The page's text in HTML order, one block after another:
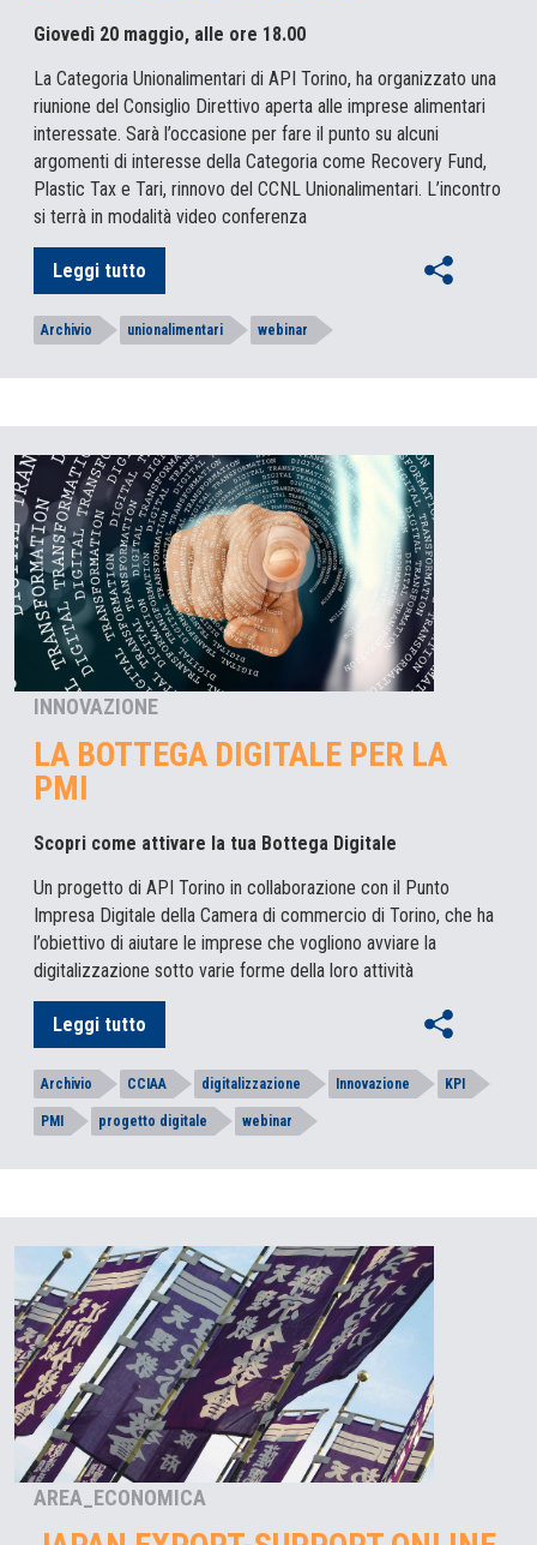
Giovedì 20 maggio, alle ore 18.00
La Categoria Unionalimentari di API Torino, ha organizzato una
riunione del Consiglio Direttivo aperta alle imprese alimentari
interessate. Sarà l’occasione per fare il punto su alcuni
argomenti di interesse della Categoria come Recovery Fund,
Plastic Tax e Tari, rinnovo del CCNL Unionalimentari. L’incontro
si terrà in modalità video conferenza
Leggi tutto
Archivio unionalimentari webinar
INNOVAZIONE
LA BOTTEGA DIGITALE PER LA
PMI
Scopri come attivare la tua Bottega Digitale
Un progetto di API Torino in collaborazione con il Punto
Impresa Digitale della Camera di commercio di Torino, che ha
l’obiettivo di aiutare le imprese che vogliono avviare la
digitalizzazione sotto varie forme della loro attività
Leggi tutto
Archivio CCIAA digitalizzazione Innovazione KPI
PMI progetto digitale webinar
AREA_ECONOMICA